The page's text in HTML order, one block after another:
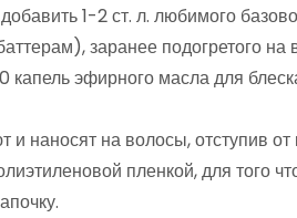
1-2 ст. л. любимого
заранее подогретого
капель эфирного масла для
наносят на волосы, отступив
пленкой, для того